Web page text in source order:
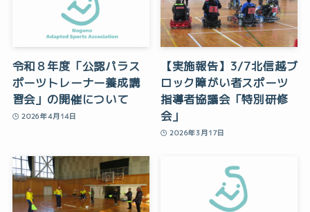
令和８年度「公認パラス
ポーツトレーナー養成講
習会」の開催について
2026年4月14日
【実施報告】3/7北信越ブ
ロック障がい者スポーツ
指導者協議会「特別研修
会」
2026年3月17日